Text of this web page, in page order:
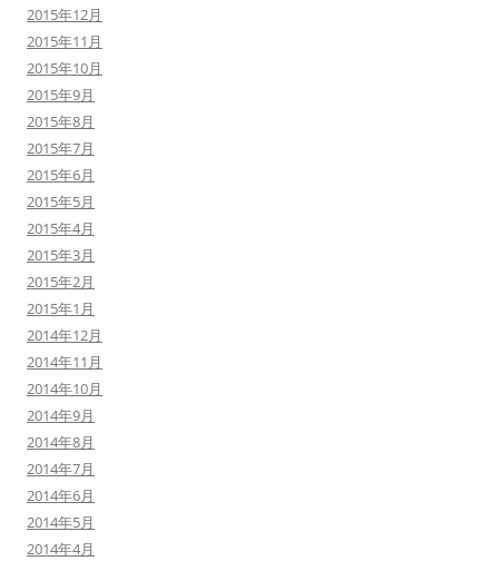
2015年12月
2015年11月
2015年10月
2015年9月
2015年8月
2015年7月
2015年6月
2015年5月
2015年4月
2015年3月
2015年2月
2015年1月
2014年12月
2014年11月
2014年10月
2014年9月
2014年8月
2014年7月
2014年6月
2014年5月
2014年4月